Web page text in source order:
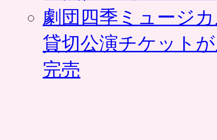
劇団四季ミュージ
貸切公演チケット
完売